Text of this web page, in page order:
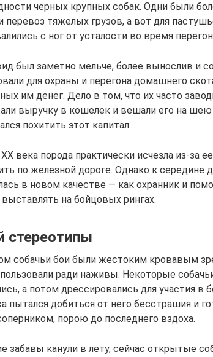
черных крупных собак. Одни были
перевоз тяжелых грузов, а вот для
с ног от усталости во время
был заметно мельче, более вынослив и
для охраны и перегона домашнего
им денег. Дело в том, что их часто
выручку в кошелек и вешали его на шею
похитить этот капитал.
века порода практически исчезла из-за
по железной дороге. Однако к середине
в новом качестве — как охранник и
выставлять на бойцовых рингах.
стереотипы
собачьи бои были жестоким кровавым
ради наживы. Некоторые
а потом дрессировались для участия в
пытался добиться от него бесстрашия и
порою до последнего вздоха.
забавы канули в лету, сейчас открытые